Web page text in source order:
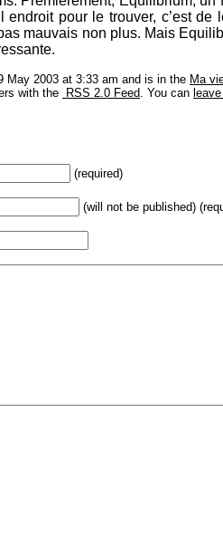
endroit pour le trouver, c’est
mauvais non plus. Mais
May 2003 at 3:33 am and is in the Ma
with the
RSS 2.0 Feed . You can
(required)
(will not be published)